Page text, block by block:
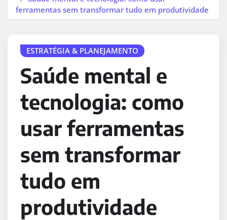
ferramentas sem transformar tudo em produtividade
ESTRATÉGIA & PLANEJAMENTO
Saúde mental e
tecnologia: como
usar ferramentas
sem transformar
tudo em
produtividade